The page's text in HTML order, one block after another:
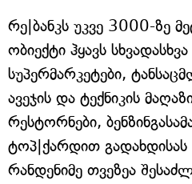
რე|ბანკს უკვე 3000-ზე
ობიექტი ჰყავს
სუპერმარკეტები,
ავეჯის და ტექნიკის
რესტორნები,
ტოპ|ქარდით გადახდისას
რანდენიმე თვეზეა